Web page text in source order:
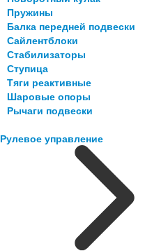
Пружины
Балка передней подвески
Сайлентблоки
Стабилизаторы
Ступица
Тяги реактивные
Шаровые опоры
Рычаги подвески
Рулевое управление